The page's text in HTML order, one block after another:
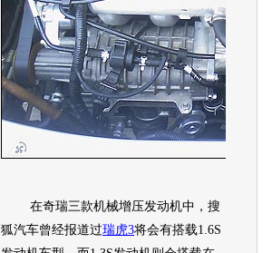
在奇瑞三款机械增压发动机中， 搜
狐汽车曾经报道过瑞虎3将会有搭载1.6S